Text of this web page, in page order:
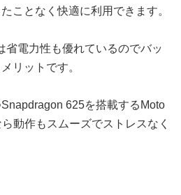
ことなく快適に利用できます。
省電力性も優れているのでバッ
リットです。
625を搭載するMoto
動作もスムーズでストレスなく